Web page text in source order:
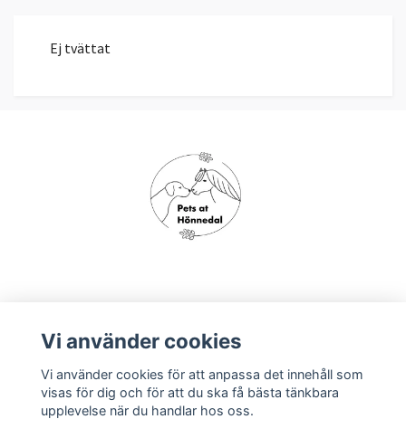
Ej tvättat
Köpvillkor
Vi använder cookies
Vi använder cookies för att anpassa det innehåll som
visas för dig och för att du ska få bästa tänkbara
upplevelse när du handlar hos oss.